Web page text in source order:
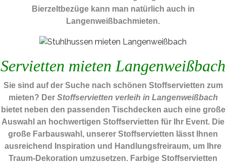
Bierzeltbezüge kann man natürlich auch in
Langenweißbachmieten.
Servietten mieten Langenweißbach
Sie sind auf der Suche nach schönen Stoffservietten zum
mieten? Der Stoffservietten verleih in Langenweißbach
bietet neben den passenden Tischdecken auch eine große
Auswahl an hochwertigen Stoffservietten für Ihr Event. Die
große Farbauswahl, unserer Stoffservietten lässt Ihnen
ausreichend Inspiration und Handlungsfreiraum, um Ihre
Traum-Dekoration umzusetzen. Farbige Stoffservietten